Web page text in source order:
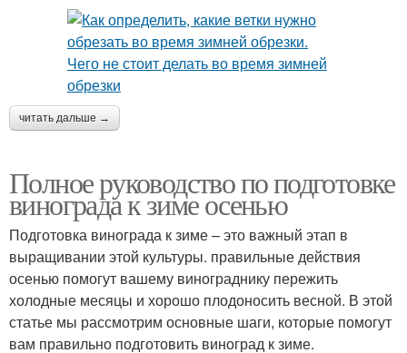
читать дальше →
Полное руководство по подготовке
винограда к зиме осенью
Подготовка винограда к зиме – это важный этап в
выращивании этой культуры. правильные действия
осенью помогут вашему винограднику пережить
холодные месяцы и хорошо плодоносить весной. В этой
статье мы рассмотрим основные шаги, которые помогут
вам правильно подготовить виноград к зиме.